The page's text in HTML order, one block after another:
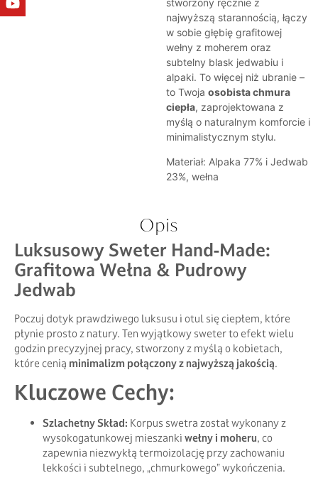
najwyższą starannością, łączy
w sobie głębię grafitowej
wełny z moherem oraz
subtelny blask jedwabiu i
alpaki. To więcej niż ubranie –
to Twoja osobista chmura
ciepła, zaprojektowana z
myślą o naturalnym komforcie i
minimalistycznym stylu.
Materiał: Alpaka 77% i Jedwab
23%, wełna
Opis
Luksusowy Sweter Hand-Made:
Grafitowa Wełna & Pudrowy
Jedwab
Poczuj dotyk prawdziwego luksusu i otul się ciepłem, które
płynie prosto z natury. Ten wyjątkowy sweter to efekt wielu
godzin precyzyjnej pracy, stworzony z myślą o kobietach,
które cenią minimalizm połączony z najwyższą jakością.
Kluczowe Cechy:
Szlachetny Skład: Korpus swetra został wykonany z
wysokogatunkowej mieszanki wełny i moheru, co
zapewnia niezwykłą termoizolację przy zachowaniu
lekkości i subtelnego, „chmurkowego” wykończenia.